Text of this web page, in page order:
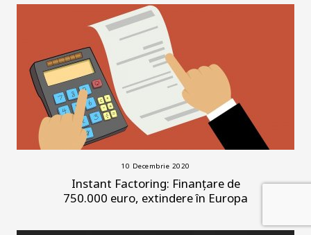
10 Decembrie 2020
Instant Factoring: Finanțare de
750.000 euro, extindere în Europa